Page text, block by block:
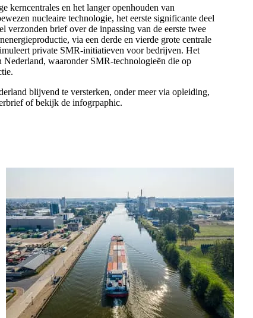
kerncentrales en het langer openhouden van
nucleaire technologie, het eerste significante deel
brief over de inpassing van de eerste twee
via een derde en vierde grote centrale
private SMR-initiatieven voor bedrijven. Het
waaronder SMR-technologieën die op
blijvend te versterken, onder meer via opleiding,
of bekijk de infogrpaphic.